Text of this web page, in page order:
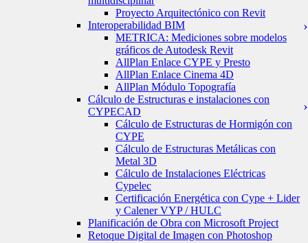
Proyecto Arquitectónico con Revit
Interoperabilidad BIM
METRICA: Mediciones sobre modelos
gráficos de Autodesk Revit
AllPlan Enlace CYPE y Presto
AllPlan Enlace Cinema 4D
AllPlan Módulo Topografía
Cálculo de Estructuras e instalaciones con
CYPECAD
Cálculo de Estructuras de Hormigón con
CYPE
Cálculo de Estructuras Metálicas con
Metal 3D
Cálculo de Instalaciones Eléctricas
Cypelec
Certificación Energética con Cype + Lider
y Calener VYP / HULC
Planificación de Obra con Microsoft Project
Retoque Digital de Imagen con Photoshop